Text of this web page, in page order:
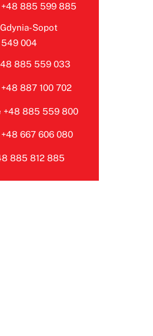
+48 885 599 885
Sopot
004
885 559 033
+48 887 100 702
+48 885 559 800
+48 667 606 080
885 812 885